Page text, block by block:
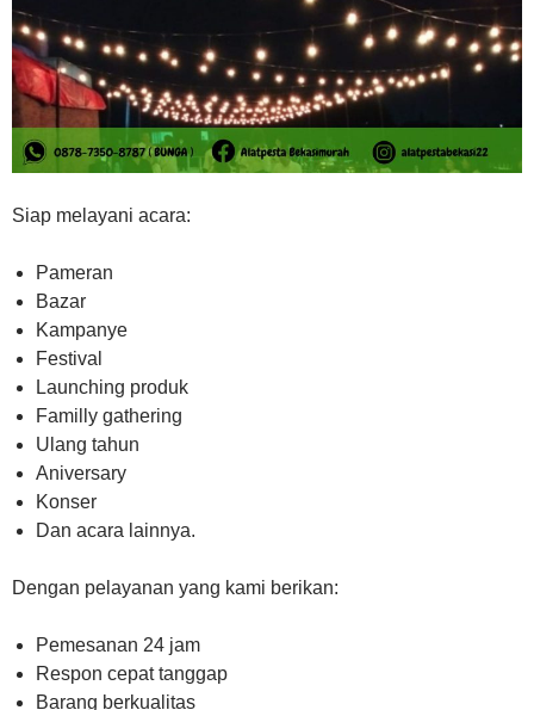
Siap melayani acara:
Pameran
Bazar
Kampanye
Festival
Launching produk
Familly gathering
Ulang tahun
Aniversary
Konser
Dan acara lainnya.
Dengan pelayanan yang kami berikan:
Pemesanan 24 jam
Respon cepat tanggap
Barang berkualitas